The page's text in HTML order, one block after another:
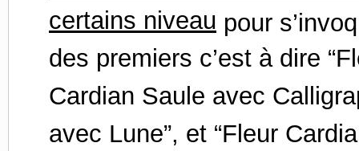
certains niveau pour
des premiers c’est à dire
Cardian Saule avec
avec Lune”, et “Fleur